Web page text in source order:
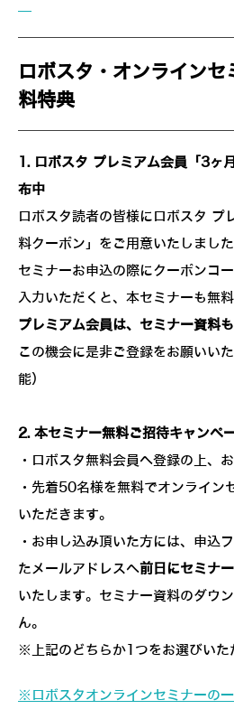
ロボスタ・オンライン
料特典
1. ロボスタ プレミアム会員「3ヶ
布中
ロボスタ読者の皆様にロボスタ プ
料クーポン」をご用意いたしました
セミナーお申込の際にクーポンコ
入力いただくと、本セミナーも無
プレミアム会員は、セミナー資料
この機会に是非ご登録をお願いい
能）
2. 本セミナー無料ご招待キャンペ
・ロボスタ無料会員へ登録の上、
・先着50名様を無料でオンライン
いただきます。
・お申し込み頂いた方には、申込
たメールアドレスへ前日にセミナ
いたします。セミナー資料のダウ
ん。
※上記のどちらか1つをお選びいた
※ロボスタオンラインセミナーの